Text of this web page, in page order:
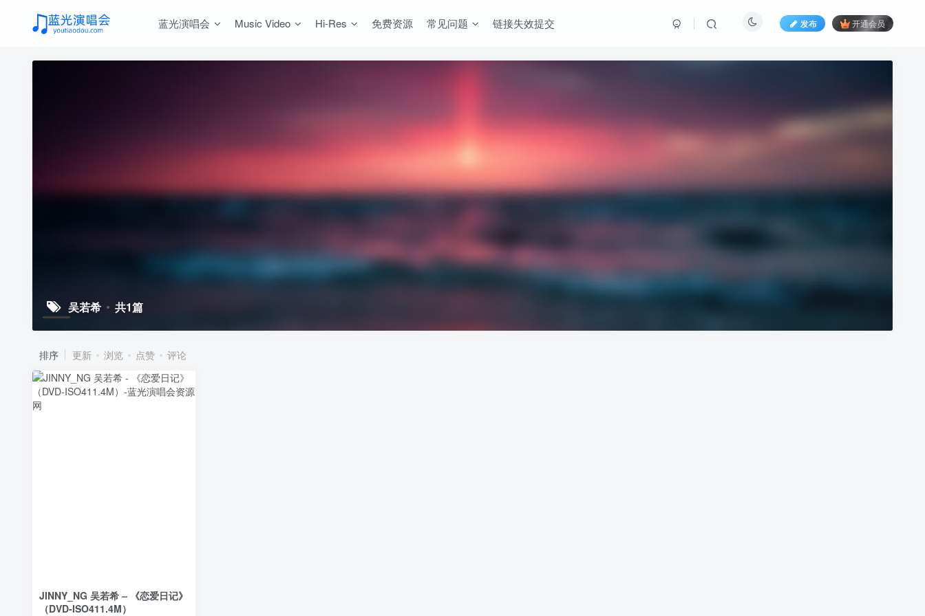
蓝光演唱会 Music Video Hi-Res 免费资源 常见问题 链接失效提交 发布 开通会员
吴若希 共1篇
排序 更新 浏览 点赞 评论
JINNY_NG 吴若希 – 《恋爱日记》
（DVD-ISO411.4M）